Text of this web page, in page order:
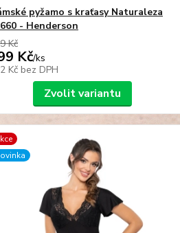
pyžamo s kraťasy Naturaleza
- Henderson
Kč
Kč/ks
Kč bez DPH
Zvolit variantu